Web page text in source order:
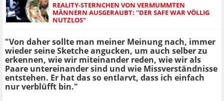
REALITY-STERNCHEN VON VERMUMMTEN
MÄNNERN AUSGERAUBT: "DER SAFE WAR VÖLLIG
NUTZLOS"
"Von daher sollte man meiner Meinung nach, immer
wieder seine Sketche angucken, um auch selber zu
erkennen, wie wir miteinander reden, wie wir als
Paare untereinander sind und wie Missverständnisse
entstehen. Er hat das so entlarvt, dass ich einfach
nur verblüfft bin."